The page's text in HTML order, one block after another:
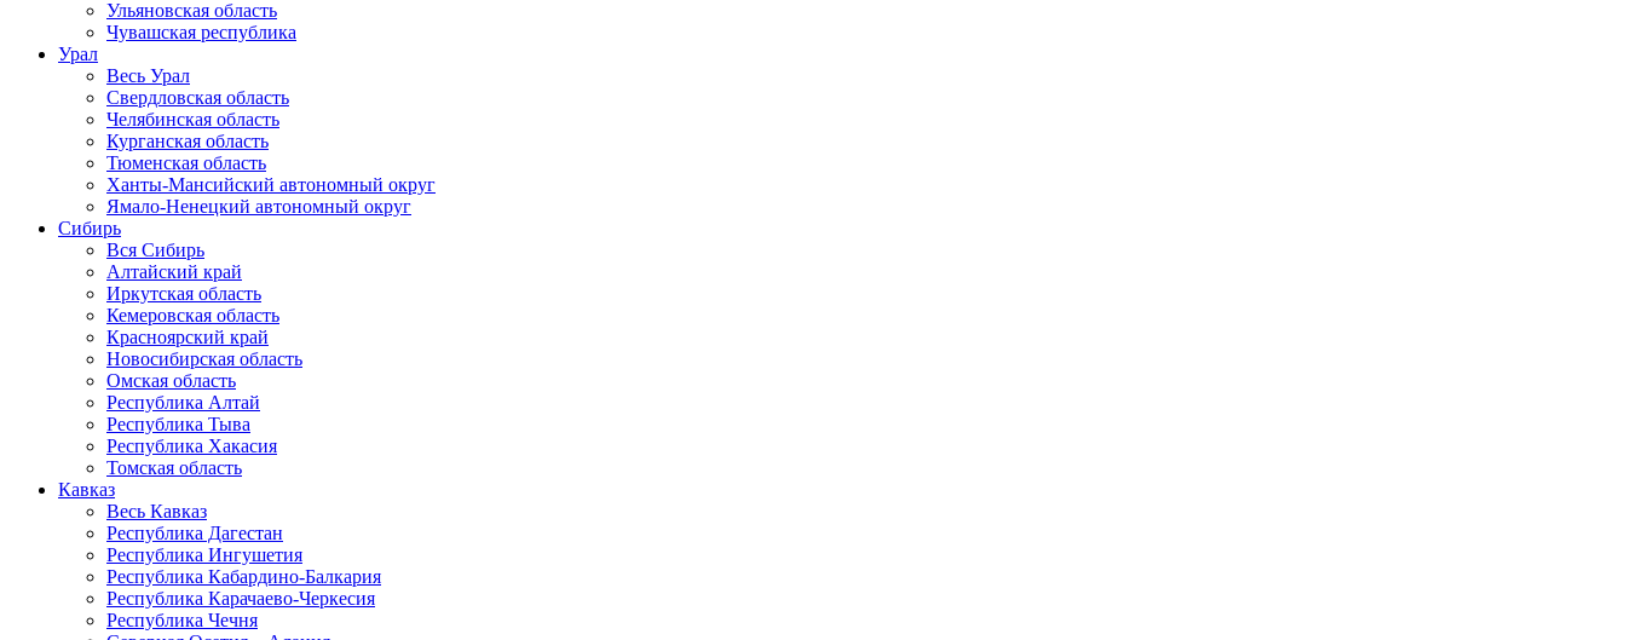
Ульяновская область
Чувашская республика
Урал
Весь Урал
Свердловская область
Челябинская область
Курганская область
Тюменская область
Ханты-Мансийский автономный округ
Ямало-Ненецкий автономный округ
Сибирь
Вся Сибирь
Алтайский край
Иркутская область
Кемеровская область
Красноярский край
Новосибирская область
Омская область
Республика Алтай
Республика Тыва
Республика Хакасия
Томская область
Кавказ
Весь Кавказ
Республика Дагестан
Республика Ингушетия
Республика Кабардино-Балкария
Республика Карачаево-Черкесия
Республика Чечня